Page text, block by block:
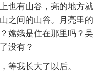
也有山谷，亮的地方就
之间的山谷。月亮里的
嫦娥是住在那里吗？吴
没有？
等我长大了以后。